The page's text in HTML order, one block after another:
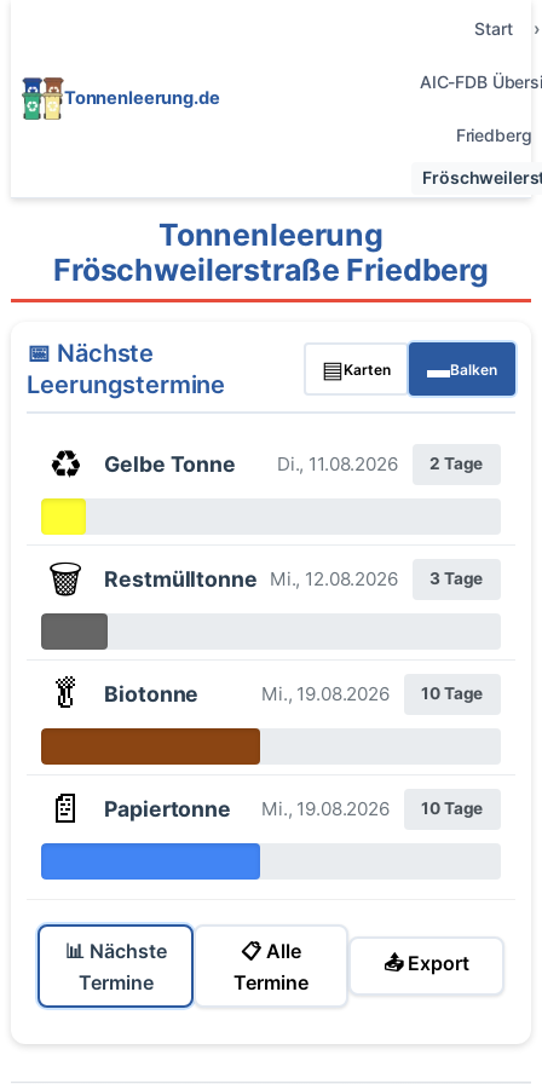
Tonnenleerung.de
Start
AIC-FDB
Friedberg
Tonnenleerung
Fröschweilerstraße Friedberg
📅 Nächste
Leerungstermine
▤Karten ▬Balken
♻️ Gelbe Tonne Di., 11.08.2026 2 Tage
🗑️ Restmülltonne Mi., 12.08.2026 3 Tage
🥬 Biotonne Mi., 19.08.2026 10 Tage
📄 Papiertonne Mi., 19.08.2026 10 Tage
📊 Nächste
Termine
📋 Alle
Termine
📤 Export